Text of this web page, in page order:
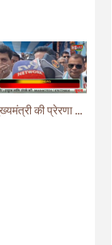
मुख्यमंत्री की प्रेरणा से दो महत्वपूर्ण योजनाओं का हुआ शिलान्यास